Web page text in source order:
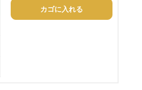
カゴに入れる